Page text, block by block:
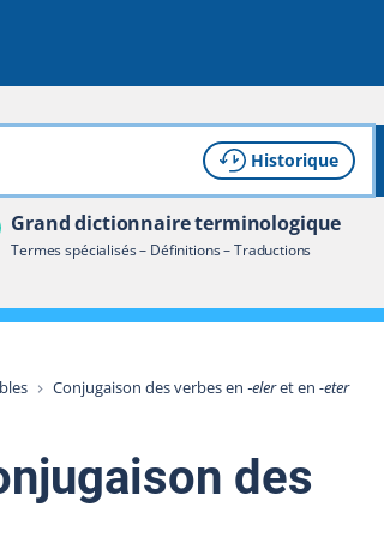
dans tout le site
Consulter l'
Historiquede
Grand dictionnaire terminologique
Termes spécialisés – Définitions – Traductions
Conjugaison des verbes en ‑eleret en -eter
des